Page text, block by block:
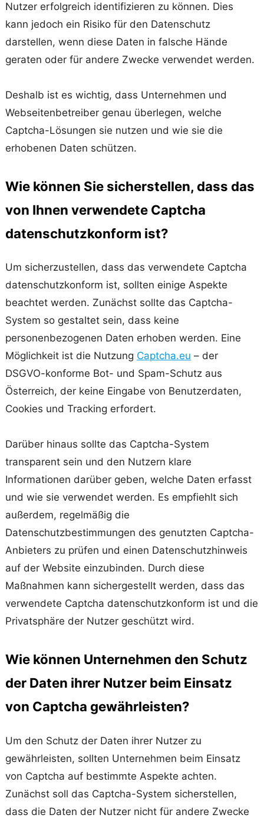
Nutzer erfolgreich identifizieren zu können. Dies
kann jedoch ein Risiko für den Datenschutz
darstellen, wenn diese Daten in falsche Hände
geraten oder für andere Zwecke verwendet werden.
Deshalb ist es wichtig, dass Unternehmen und
Webseitenbetreiber genau überlegen, welche
Captcha-Lösungen sie nutzen und wie sie die
erhobenen Daten schützen.
Wie können Sie sicherstellen, dass das
von Ihnen verwendete Captcha
datenschutzkonform ist?
Um sicherzustellen, dass das verwendete Captcha
datenschutzkonform ist, sollten einige Aspekte
beachtet werden. Zunächst sollte das Captcha-
System so gestaltet sein, dass keine
personenbezogenen Daten erhoben werden. Eine
Möglichkeit ist die Nutzung Captcha.eu – der
DSGVO-konforme Bot- und Spam-Schutz aus
Österreich, der keine Eingabe von Benutzerdaten,
Cookies und Tracking erfordert.
Darüber hinaus sollte das Captcha-System
transparent sein und den Nutzern klare
Informationen darüber geben, welche Daten erfasst
und wie sie verwendet werden. Es empfiehlt sich
außerdem, regelmäßig die
Datenschutzbestimmungen des genutzten Captcha-
Anbieters zu prüfen und einen Datenschutzhinweis
auf der Website einzubinden. Durch diese
Maßnahmen kann sichergestellt werden, dass das
verwendete Captcha datenschutzkonform ist und die
Privatsphäre der Nutzer geschützt wird.
Wie können Unternehmen den Schutz
der Daten ihrer Nutzer beim Einsatz
von Captcha gewährleisten?
Um den Schutz der Daten ihrer Nutzer zu
gewährleisten, sollten Unternehmen beim Einsatz
von Captcha auf bestimmte Aspekte achten.
Zunächst soll das Captcha-System sicherstellen,
dass die Daten der Nutzer nicht für andere Zwecke